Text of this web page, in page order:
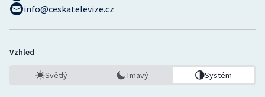
info@ceskatelevize.cz
Vzhled
Světlý Tmavý Systém